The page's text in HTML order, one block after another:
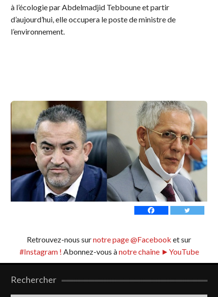
à l’écologie par Abdelmadjid Tebboune et partir
d’aujourd’hui, elle occupera le poste de ministre de
l’environnement.
Retrouvez-nous surnotre page @Facebook et sur
#Instagram ! Abonnez-vous ànotre chaîne ►YouTube
Rechercher